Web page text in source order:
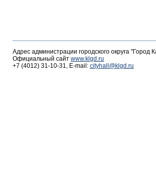
Адрес администрации городского округа
Официальный сайт www.klgd.ru
+7 (4012) 31-10-31, E-mail: cityhall@klgd.ru